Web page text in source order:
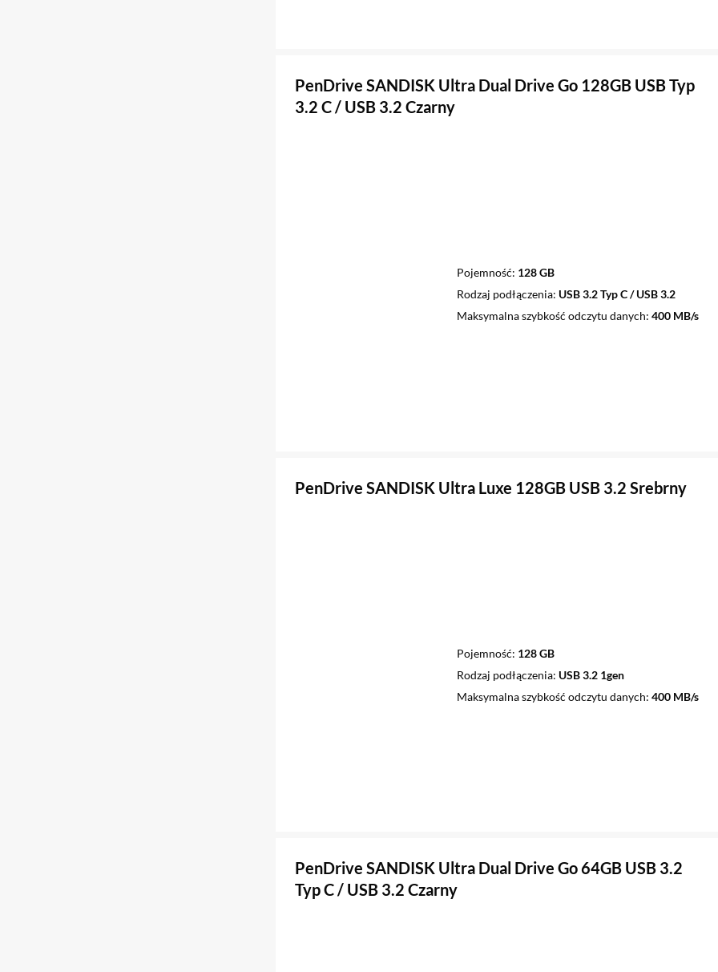
PenDrive SANDISK Ultra Dual Drive Go 128GB USB Typ
3.2 C / USB 3.2 Czarny
Pojemność 128 GB
Rodzaj podłączenia USB 3.2 Typ C / USB 3.2
Maksymalna szybkość odczytu danych 400 MB/s
PenDrive SANDISK Ultra Luxe 128GB USB 3.2 Srebrny
Pojemność 128 GB
Rodzaj podłączenia USB 3.2 1gen
Maksymalna szybkość odczytu danych 400 MB/s
PenDrive SANDISK Ultra Dual Drive Go 64GB USB 3.2
Typ C / USB 3.2 Czarny